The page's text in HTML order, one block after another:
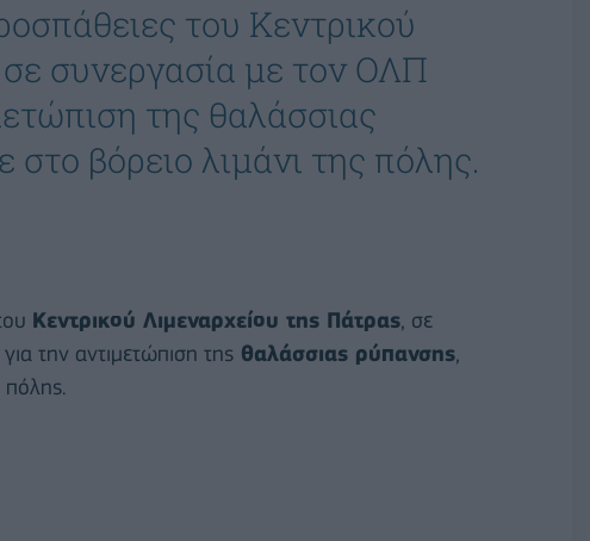
του Κεντρικού
συνεργασία με τον ΟΛΠ
της θαλάσσιας
βόρειο λιμάνι της πόλης.
Κεντρικού Λιμεναρχείου της Πάτρας , σε
, για την αντιμετώπιση της θαλάσσιας ρύπανσης
πόλης.